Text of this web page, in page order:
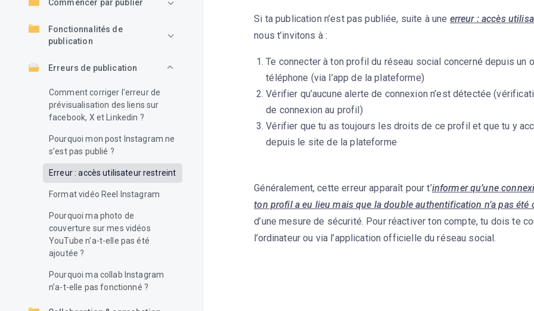
Commencer par publier
Fonctionnalités de
publication
Erreurs de publication
Comment corriger l'erreur de
prévisualisation des liens sur
facebook, X et Linkedin ?
Pourquoi mon post Instagram ne
s’est pas publié ?
Erreur : accès utilisateur restreint
Format vidéo Reel Instagram
Pourquoi ma photo de
couverture sur mes vidéos
YouTube n'a-t-elle pas été
ajoutée ?
Pourquoi ma collab Instagram
n’a-t-elle pas fonctionné ?
Si ta publication n’est pas publiée, suite à une erreur : accès
nous t’invitons à :
Te connecter à ton profil du réseau social concerné depuis un
téléphone (via l’app de la plateforme)
Vérifier qu’aucune alerte de connexion n’est détectée
de connexion au profil)
Vérifier que tu as toujours les droits de ce profil et que tu y
depuis le site de la plateforme
Généralement, cette erreur apparaît pour t’informer qu’une
ton profil a eu lieu mais que la double authentification n’a pas été
d’une mesure de sécurité. Pour réactiver ton compte, tu dois te
l’ordinateur ou via l’application officielle du réseau social.